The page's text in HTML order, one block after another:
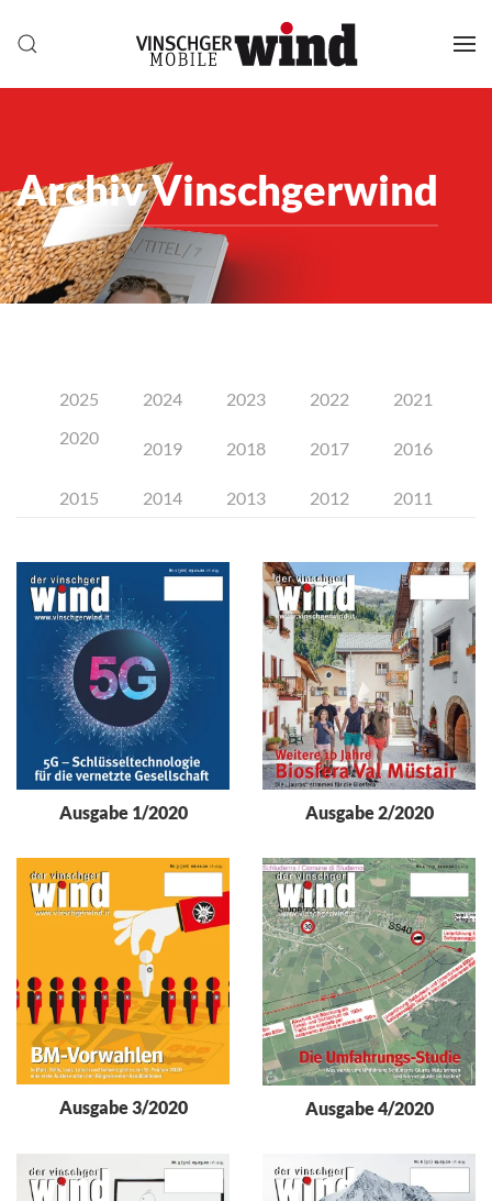
Archiv Vinschgerwind
2025 2024 2023 2022
2021
2020
2019 2018 2017 2016
2015 2014 2013 2012 2011
Ausgabe 1/2020 Ausgabe 2/2020
Ausgabe 3/2020 Ausgabe 4/2020